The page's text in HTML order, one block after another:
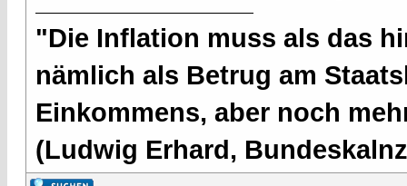
"Die Inflation muss als das
nämlich als Betrug am
Einkommens, aber noch
(Ludwig Erhard,